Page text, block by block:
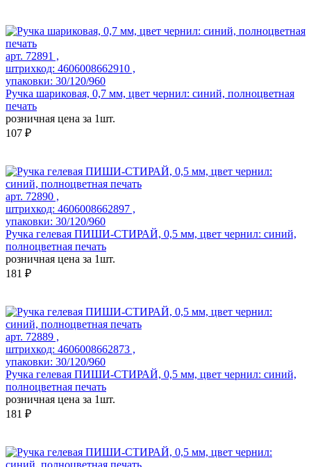
арт. 72891 ,
штрихкод: 4606008662910 ,
упаковки: 30/120/960
Ручка шариковая, 0,7 мм, цвет чернил: синий, полноцветная
печать
розничная цена за 1шт.
107 ₽
арт. 72890 ,
штрихкод: 4606008662897 ,
упаковки: 30/120/960
Ручка гелевая ПИШИ-СТИРАЙ, 0,5 мм, цвет чернил: синий,
полноцветная печать
розничная цена за 1шт.
181 ₽
арт. 72889 ,
штрихкод: 4606008662873 ,
упаковки: 30/120/960
Ручка гелевая ПИШИ-СТИРАЙ, 0,5 мм, цвет чернил: синий,
полноцветная печать
розничная цена за 1шт.
181 ₽